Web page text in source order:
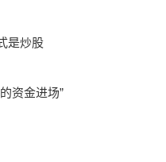
是炒股
资金进场”